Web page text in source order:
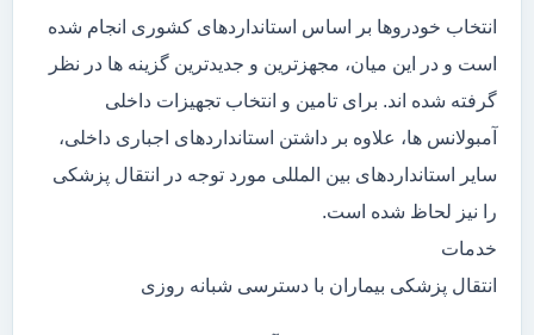
انتخاب خودروها بر اساس استانداردهای کشوری انجام شده
است و در این میان، مجهزترین و جدیدترین گزینه ها در نظر
گرفته شده اند. برای تامین و انتخاب تجهیزات داخلی
آمبولانس ها، علاوه بر داشتن استانداردهای اجباری داخلی،
سایر استانداردهای بین المللی مورد توجه در انتقال پزشکی
را نیز لحاظ شده است.
خدمات
انتقال پزشکی بیماران با دسترسی شبانه روزی